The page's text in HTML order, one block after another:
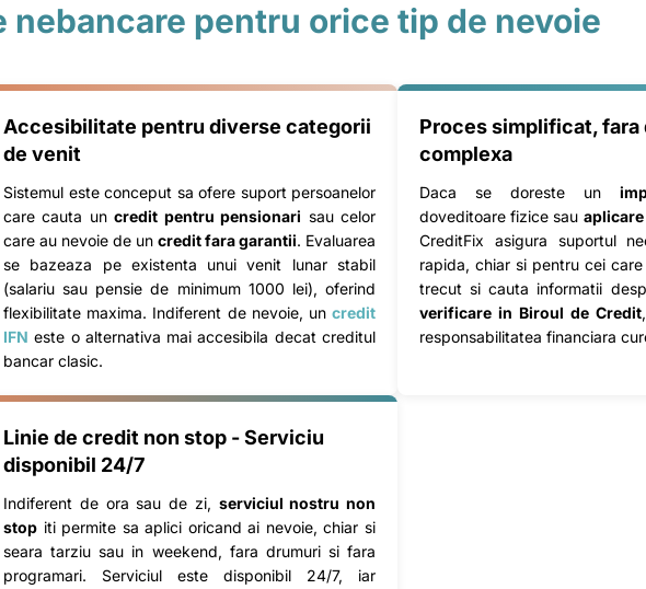
nebancare pentru orice tip de nevoie
Accesibilitate pentru diverse categorii
de venit
Sistemul este conceput sa ofere suport persoanelor
care cauta uncredit pentru pensionari sau celor
care au nevoie de un credit fara garantii. Evaluarea
se bazeaza pe existenta unui venit lunar stabil
(salariu sau pensie de minimum 1000 lei), oferind
flexibilitate maxima. Indiferent de nevoie, un credit
IFN este o alternativa mai accesibila decat creditul
bancar clasic.
Proces simplificat,
complexa
Daca se doreste un
doveditoare fizice sau
CreditFix asigura suportul
rapida, chiar si pentru cei
trecut si cauta informatii
verificare in Biroul de Credit
responsabilitatea financiara
Linie de credit non stop - Serviciu
disponibil 24/7
Indiferent de ora sau de zi, serviciul nostru non
stop iti permite sa aplici oricand ai nevoie, chiar si
seara tarziu sau in weekend, fara drumuri si fara
programari. Serviciul este disponibil 24/7, iar